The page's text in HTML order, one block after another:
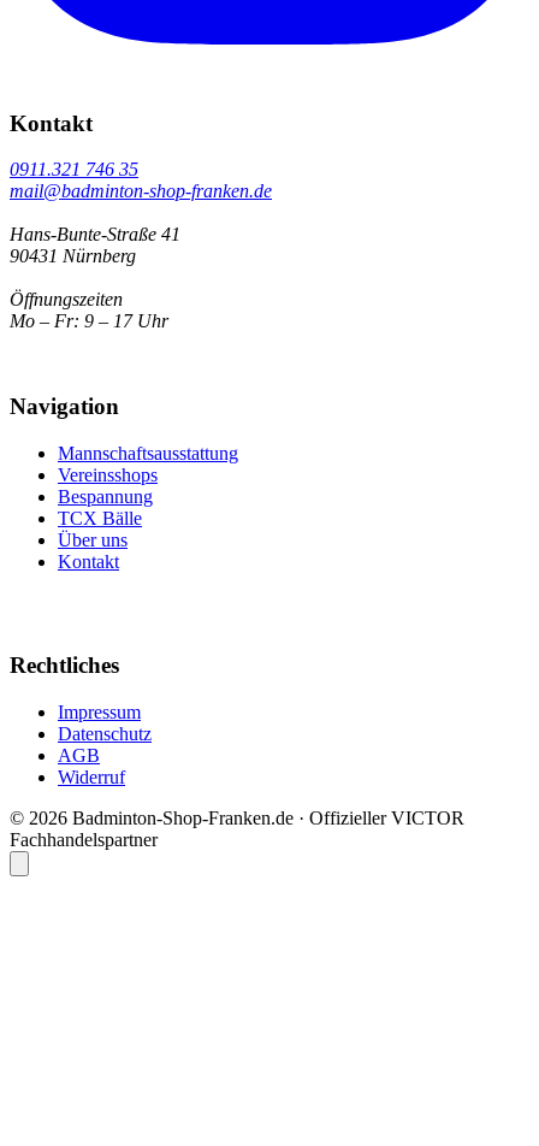
Kontakt
0911.321 746 35
mail@badminton-shop-franken.de
Hans-Bunte-Straße 41
90431 Nürnberg
Öffnungszeiten
Mo – Fr: 9 – 17 Uhr
Navigation
Mannschaftsausstattung
Vereinsshops
Bespannung
TCX Bälle
Über uns
Kontakt
Rechtliches
Impressum
Datenschutz
AGB
Widerruf
© 2026 Badminton-Shop-Franken.de · Offizieller VICTOR
Fachhandelspartner